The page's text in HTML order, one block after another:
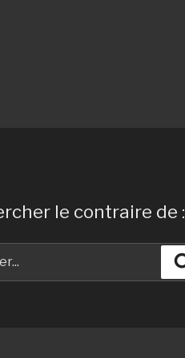
le contraire de :